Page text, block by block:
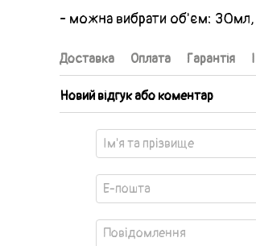
- можна вибрати об'єм:
Доставка Оплата Гарантія
Новий відгук або коментар